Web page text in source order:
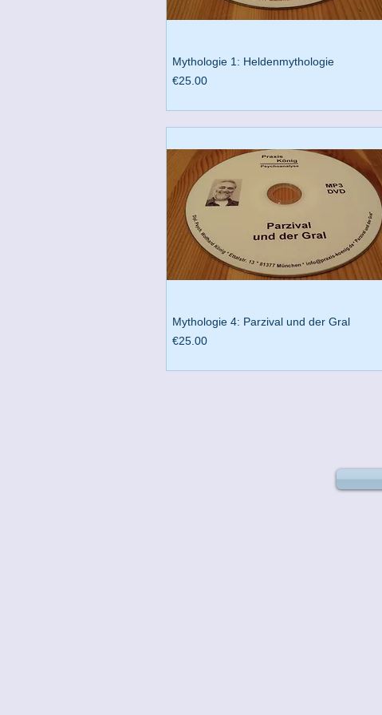
Mythologie 1: Heldenmythologie
Preis
€25.00
Mythologie 4: Parzival und der Gral
Preis
€25.00